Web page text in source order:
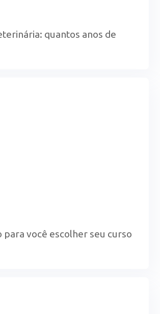
quantos anos de
para você escolher seu curso